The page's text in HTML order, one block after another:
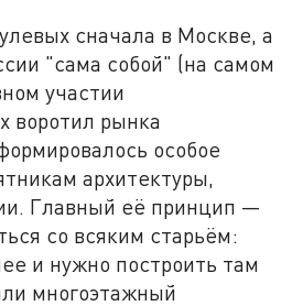
сначала в Москве, а
"сама собой" (на самом
участии
воротил рынка
особое
архитектуры,
Главный её принцип —
со всяким старьём:
и нужно построить там
многоэтажный